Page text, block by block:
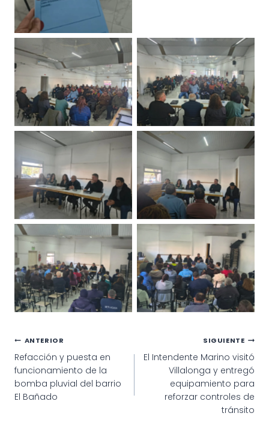
Navegación
de
entradas
ANTERIOR
Refacción y puesta en
funcionamiento de la
bomba pluvial del barrio
El Bañado
SIGUIENTE
El Intendente Marino visitó
Villalonga y entregó
equipamiento para
reforzar controles de
tránsito